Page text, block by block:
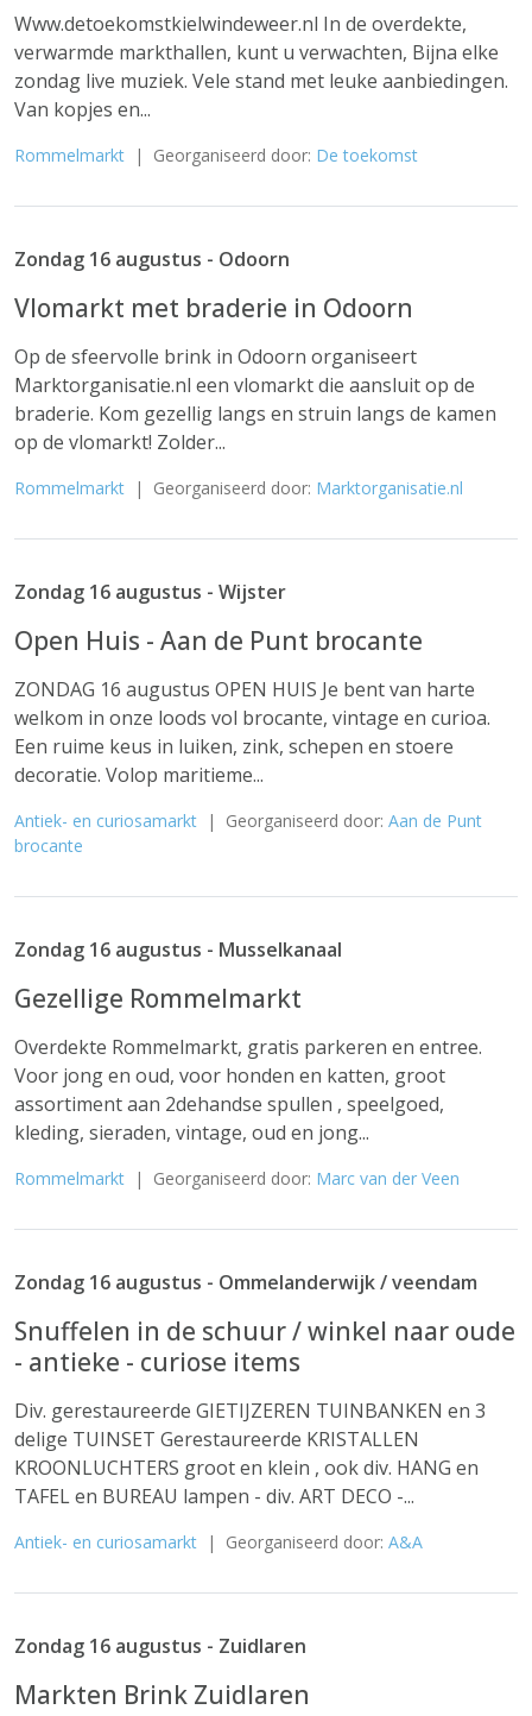
Www.detoekomstkielwindeweer.nl In de overdekte,
verwarmde markthallen, kunt u verwachten, Bijna elke
zondag live muziek. Vele stand met leuke aanbiedingen.
Van kopjes en...
Rommelmarkt | Georganiseerd door: De toekomst
Zondag 16 augustus - Odoorn
Vlomarkt met braderie in Odoorn
Op de sfeervolle brink in Odoorn organiseert
Marktorganisatie.nl een vlomarkt die aansluit op de
braderie. Kom gezellig langs en struin langs de kamen
op de vlomarkt! Zolder...
Rommelmarkt | Georganiseerd door: Marktorganisatie.nl
Zondag 16 augustus - Wijster
Open Huis - Aan de Punt brocante
ZONDAG 16 augustus OPEN HUIS Je bent van harte
welkom in onze loods vol brocante, vintage en curioa.
Een ruime keus in luiken, zink, schepen en stoere
decoratie. Volop maritieme...
Antiek- en curiosamarkt | Georganiseerd door: Aan de Punt
brocante
Zondag 16 augustus - Musselkanaal
Gezellige Rommelmarkt
Overdekte Rommelmarkt, gratis parkeren en entree.
Voor jong en oud, voor honden en katten, groot
assortiment aan 2dehandse spullen , speelgoed,
kleding, sieraden, vintage, oud en jong...
Rommelmarkt | Georganiseerd door: Marc van der Veen
Zondag 16 augustus - Ommelanderwijk / veendam
Snuffelen in de schuur / winkel naar oude
- antieke - curiose items
Div. gerestaureerde GIETIJZEREN TUINBANKEN en 3
delige TUINSET Gerestaureerde KRISTALLEN
KROONLUCHTERS groot en klein , ook div. HANG en
TAFEL en BUREAU lampen - div. ART DECO -...
Antiek- en curiosamarkt | Georganiseerd door: A&A
Zondag 16 augustus - Zuidlaren
Markten Brink Zuidlaren